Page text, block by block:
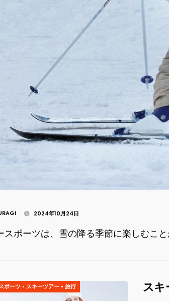
2024年10月24日
スポーツは、雪の降る季節に楽しむこ
ポーツ • スキーツアー • 旅行 スキ